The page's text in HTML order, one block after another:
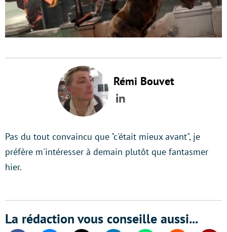
Rémi Bouvet
LinkedIn
Pas du tout convaincu que "c'était mieux avant", je
préfère m'intéresser à demain plutôt que fantasmer
hier.
La rédaction vous conseille aussi...